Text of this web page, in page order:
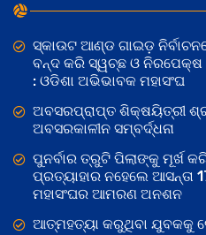
ସ୍କାଉଟ ଆଣ୍ଡ ଗାଇଡ଼
ବନ୍ଦ କରି ସ୍ୱଚ୍ଛ ଓ ନିରପେକ୍ଷ
: ଓଡିଶା ଅଭିଭାବକ ମହାସଂଘ
ଅବସରପ୍ରାପ୍ତ ଶିକ୍ଷୟିତ୍ରୀ
ଅବସରକାଳୀନ ସମ୍ବର୍ଦ୍ଧନା
ପୁନର୍ବାର ତ୍ରୁଟି ପିଲାଙ୍କୁ ମୂର୍ଖ
ପ୍ରତ୍ୟାହାର ନହେଲେ ଆସନ୍ତା
ମହାସଂଘର ଆମରଣ ଅନଶନ
ଆତ୍ମହତ୍ୟା କରୁଥିବା ଯୁବକକୁ